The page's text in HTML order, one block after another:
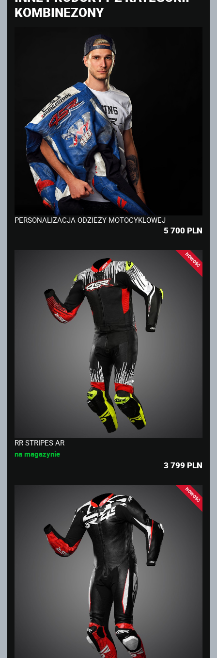
KOMBINEZONY
PERSONALIZACJA ODZIEŻY MOTOCYKLOWEJ
5 700 PLN
NOWOŚĆ
RR STRIPES AR
na magazynie
3 799 PLN
NOWOŚĆ